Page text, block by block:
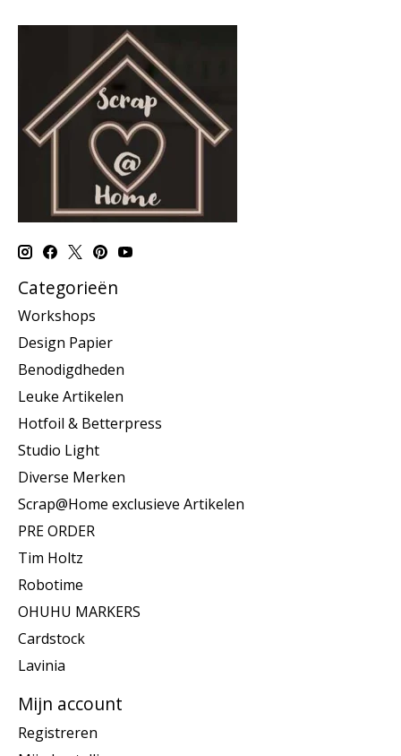
Categorieën
Workshops
Design Papier
Benodigdheden
Leuke Artikelen
Hotfoil & Betterpress
Studio Light
Diverse Merken
Scrap@Home exclusieve Artikelen
PRE ORDER
Tim Holtz
Robotime
OHUHU MARKERS
Cardstock
Lavinia
Mijn account
Registreren